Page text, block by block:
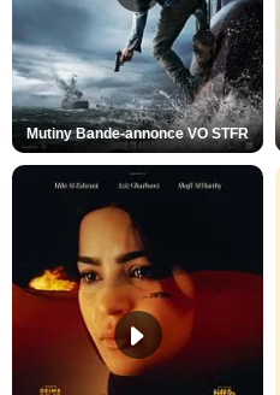
Mutiny Bande-annonce VO STFR